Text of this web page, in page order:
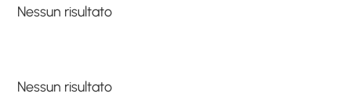
Nessun risultato
Nessun risultato